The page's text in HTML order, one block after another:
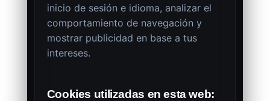
inicio de sesión e idioma, analizar el
comportamiento de navegación y
mostrar publicidad en base a tus
intereses.
Cookies utilizadas en esta web: